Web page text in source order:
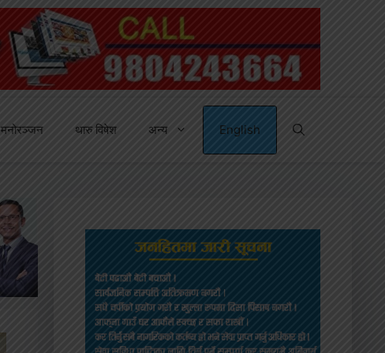
मनोरञ्जन थारु विषेश अन्य English